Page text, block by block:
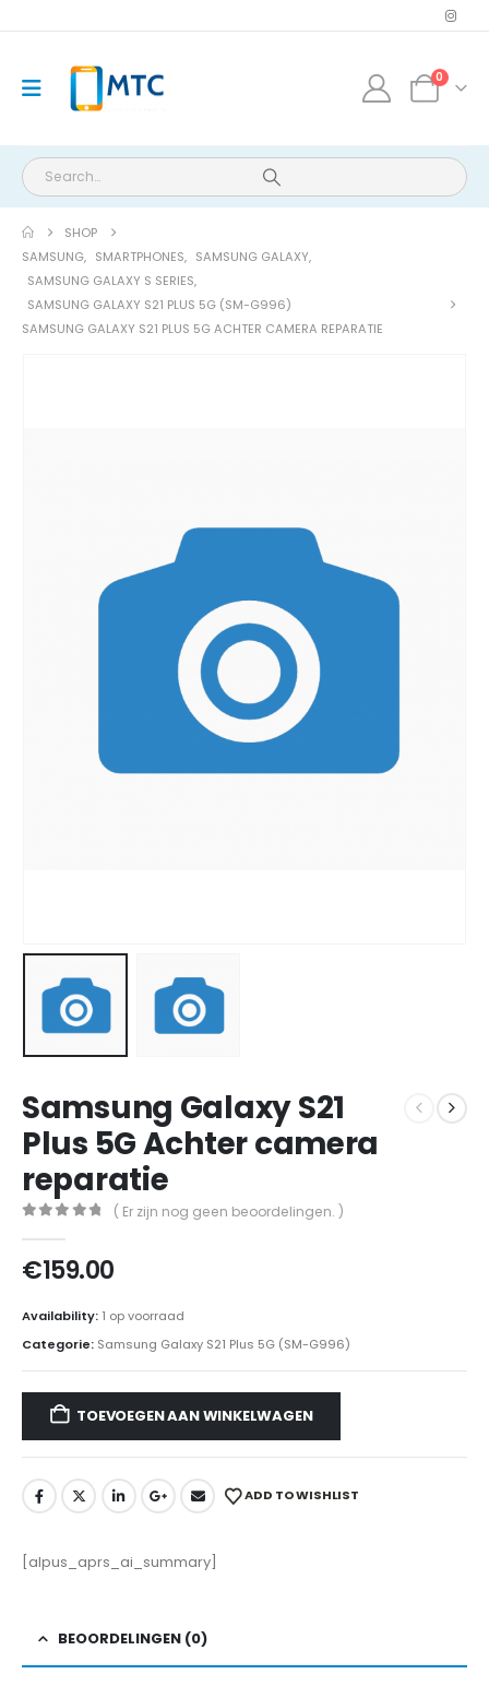
0
SHOP
SAMSUNG, SMARTPHONES, SAMSUNG GALAXY,
SAMSUNG GALAXY S SERIES,
SAMSUNG GALAXY S21 PLUS 5G (SM-G996)
SAMSUNG GALAXY S21 PLUS 5G ACHTER CAMERA REPARATIE
Samsung Galaxy S21
Plus 5G Achter camera
reparatie
( Er zijn nog geen beoordelingen. )
€159.00
Availability: 1 op voorraad
Categorie: Samsung Galaxy S21 Plus 5G (SM-G996)
TOEVOEGEN AAN WINKELWAGEN
ADD TO WISHLIST
[alpus_aprs_ai_summary]
BEOORDELINGEN (0)